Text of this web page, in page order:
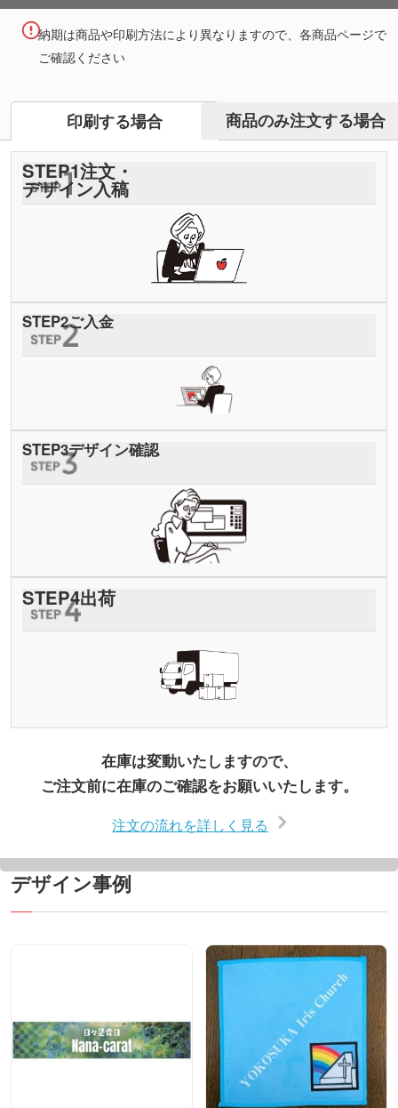
納期は商品や印刷方法により異なりますので、各商品ページで
ご確認ください
印刷する場合 商品のみ注文する場合
STEP1注文・
デザイン入稿
STEP2ご入金
STEP3デザイン確認
STEP4出荷
在庫は変動いたしますので、
ご注文前に在庫のご確認をお願いいたします。
注文の流れを詳しく見る
デザイン事例